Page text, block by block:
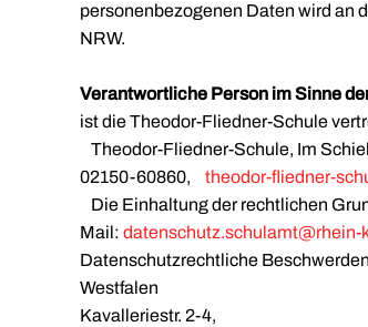
personenbezogenen Daten wird an
NRW.
Verantwortliche Person im Sinne
ist die Theodor-Fliedner-Schule
Theodor-Fliedner-Schule, Im
02150-60860, theodor-fliedner-
Die Einhaltung der rechtlichen
Mail: datenschutz.schulamt@rhein-
Datenschutzrechtliche
Westfalen
Kavalleriestr. 2-4,